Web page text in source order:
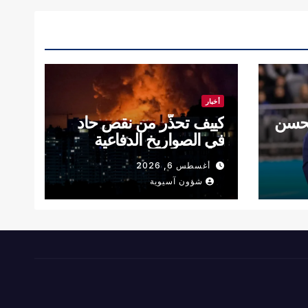
أخبار
كييف تحذّر من نقص حاد
في الصواريخ الدفاعية
أغسطس 6, 2026
شؤون آسيوية